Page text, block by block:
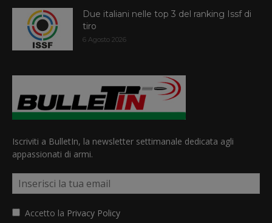
Due italiani nelle top 3 del ranking Issf di
tiro
6 Agosto 2026
Iscriviti a BulletIn, la newsletter settimanale dedicata agli
appassionati di armi.
Accetto la Privacy Policy